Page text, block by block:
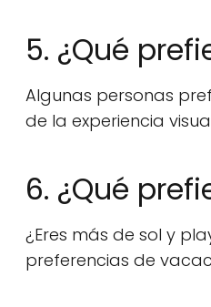
5. ¿Qué
Algunas personas
de la experiencia
6. ¿Qué
¿Eres más de sol y
preferencias de